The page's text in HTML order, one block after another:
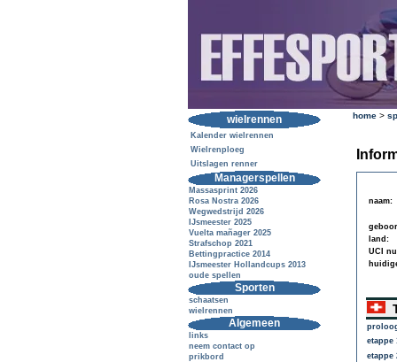
wielrennen
Kalender wielrennen
Wielrenploeg
Uitslagen renner
Managerspellen
Massasprint 2026
Rosa Nostra 2026
Wegwedstrijd 2026
IJsmeester 2025
Vuelta mañager 2025
Strafschop 2021
Bettingpractice 2014
IJsmeester Hollandcups 2013
oude spellen
Sporten
schaatsen
wielrennen
Algemeen
links
neem contact op
prikbord
home >
naam:
land:
UCI
etappe
etappe